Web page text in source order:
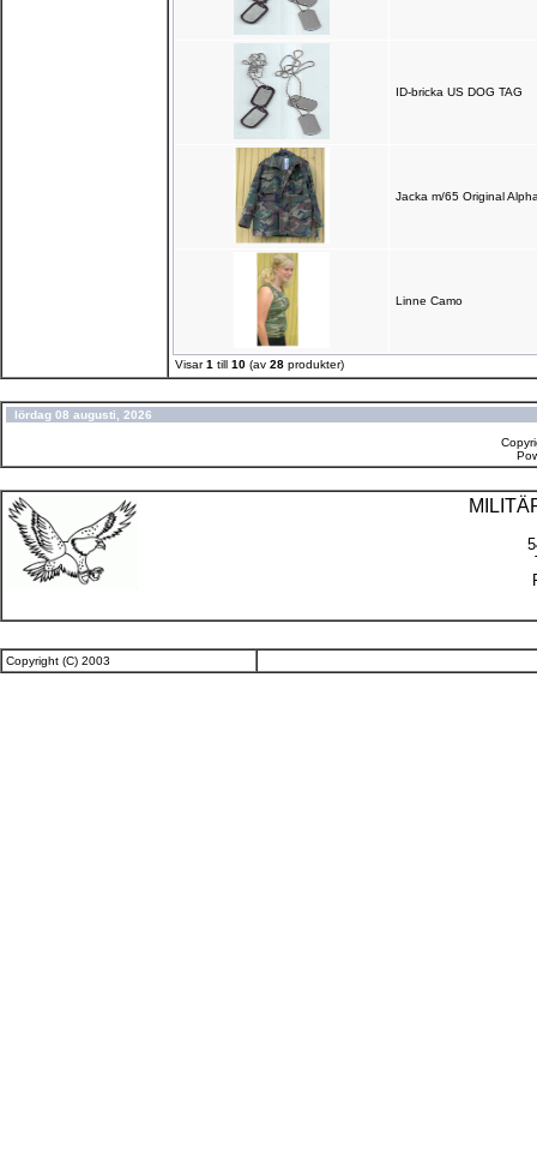
ID-bricka US DOG TAG
Jacka m/65 Original
Linne Camo
Visar1 till 10 (av 28 produkter)
lördag 08 augusti, 2026
Copyright (C) 2003